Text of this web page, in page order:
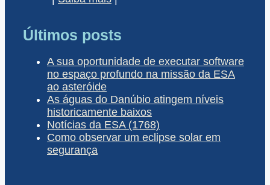
Últimos posts
A sua oportunidade de executar software
no espaço profundo na missão da ESA
ao asteróide
As águas do Danúbio atingem níveis
historicamente baixos
Notícias da ESA (1768)
Como observar um eclipse solar em
segurança